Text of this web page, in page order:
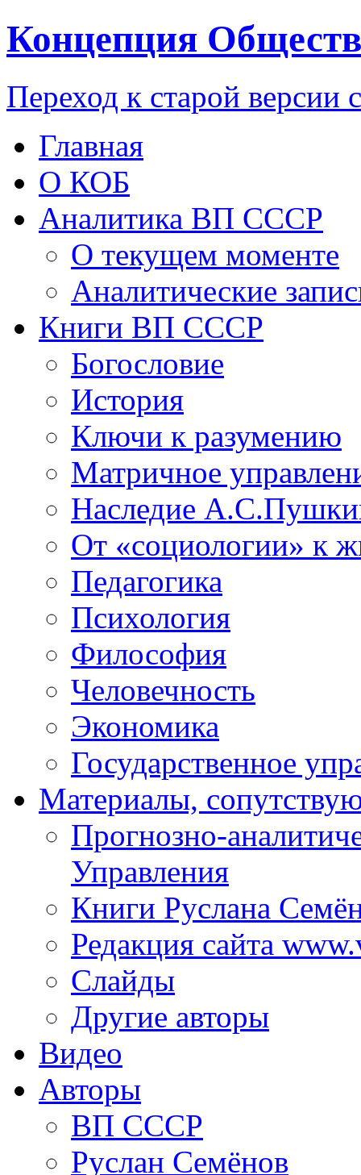
Концепция
Переход к старой версии
Главная
О КОБ
Аналитика ВП СССР
О текущем моменте
Аналитические
Книги ВП СССР
Богословие
История
Ключи к разумению
Матричное
Наследие
От «социологии» к
Педагогика
Психология
Философия
Человечность
Экономика
Государственное
Материалы,
Прогнозно-
Управления
Книги Руслана
Редакция сайта
Слайды
Другие авторы
Видео
Авторы
ВП СССР
Руслан Семёнов